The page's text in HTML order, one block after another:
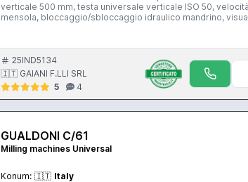
verticale 500 mm, testa universale verticale ISO 50,
mensola, bloccaggio/sbloccaggio idraulico mandrino, visualizzatore di quote
25IND5134
🇮🇹 GAIANI F.LLI SRL
5
4
GUALDONI C/61
Milling machines Universal
Konum: 🇮🇹 Italy